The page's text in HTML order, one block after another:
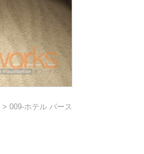
> 009-ホテル パース